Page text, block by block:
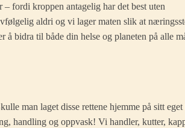
fordi kroppen antagelig har det best uten
aldri og vi lager maten slik at
å bidra til både din helse og planeten på alle
man laget disse rettene hjemme på sitt
handling og oppvask! Vi handler, kutter,